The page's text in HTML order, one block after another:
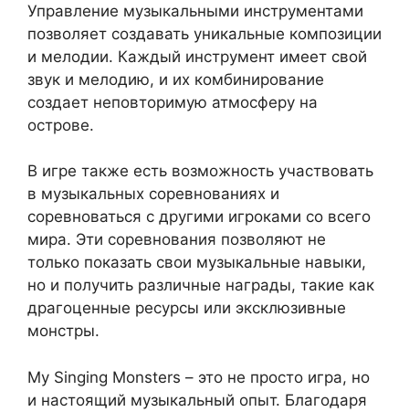
Управление музыкальными инструментами
позволяет создавать уникальные композиции
и мелодии. Каждый инструмент имеет свой
звук и мелодию, и их комбинирование
создает неповторимую атмосферу на
острове.
В игре также есть возможность участвовать
в музыкальных соревнованиях и
соревноваться с другими игроками со всего
мира. Эти соревнования позволяют не
только показать свои музыкальные навыки,
но и получить различные награды, такие как
драгоценные ресурсы или эксклюзивные
монстры.
My Singing Monsters – это не просто игра, но
и настоящий музыкальный опыт. Благодаря